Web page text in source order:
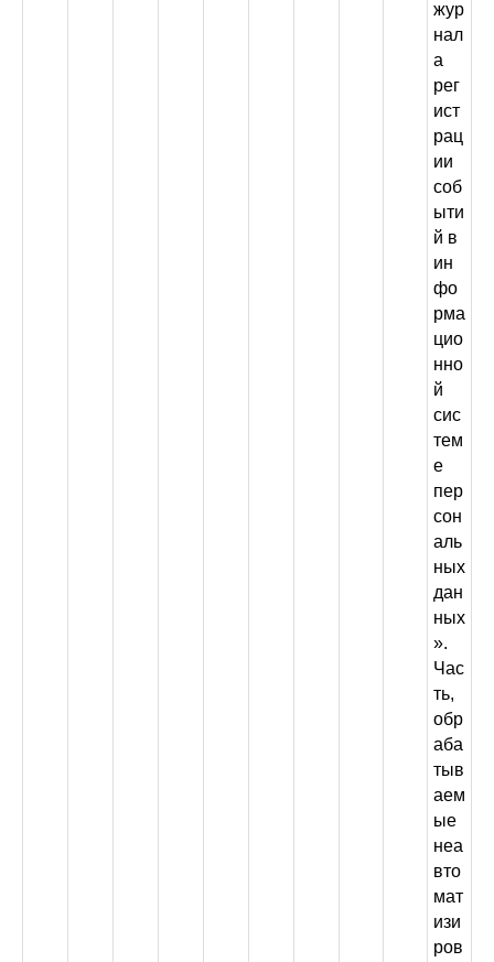
жур
нал
а
рег
ист
рац
ии
соб
ыти
й в
ин
фо
рма
цио
нно
й
сис
тем
е
пер
сон
аль
ных
дан
ных
».
Час
ть,
обр
аба
тыв
аем
ые
неа
вто
мат
изи
ров